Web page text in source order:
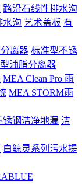
路沿石线性排水沟
水沟 艺术盖板 有
离器 标准型不锈
油脂分离器
MEA Clean Pro 雨
MEA STORM雨
锈钢洁净地漏 洁
白鲸灵系列污水提